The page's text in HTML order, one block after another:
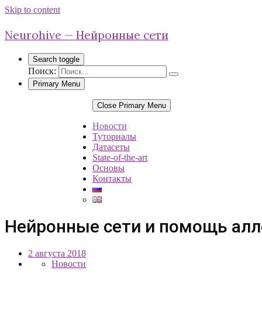
Skip to content
Neurohive — Нейронные сети
Search toggle
Поиск:
Primary Menu
Close Primary Menu
Новости
Туториалы
Датасеты
State-of-the-art
Основы
Контакты
Нейронные сети и помощь
2 августа 2018
Новости